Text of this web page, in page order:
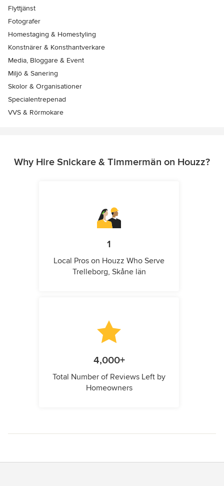
Flyttjänst
Fotografer
Homestaging & Homestyling
Konstnärer & Konsthantverkare
Media, Bloggare & Event
Miljö & Sanering
Skolor & Organisationer
Specialentrepenad
VVS & Rörmokare
Why Hire Snickare & Timmermän on Houzz?
1
Local Pros on Houzz Who Serve
Trelleborg, Skåne län
4,000+
Total Number of Reviews Left by
Homeowners